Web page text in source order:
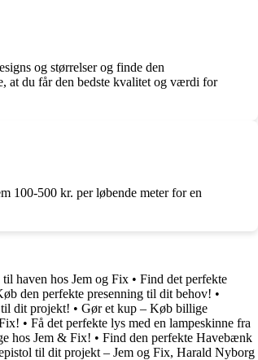
og størrelser og finde den
at du får den bedste kvalitet og værdi for
100-500 kr. per løbende meter for en
haven hos Jem og Fix • Find det perfekte
den perfekte presenning til dit behov! •
dit projekt! • Gør et kup – Køb billige
• Få det perfekte lys med en lampeskinne fra
hos Jem & Fix! • Find den perfekte Havebænk
til dit projekt – Jem og Fix, Harald Nyborg